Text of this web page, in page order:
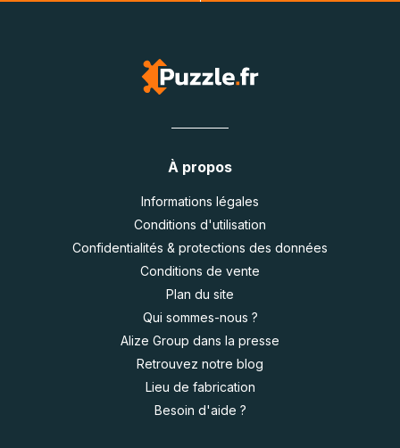
À propos
Informations légales
Conditions d'utilisation
Confidentialités & protections des données
Conditions de vente
Plan du site
Qui sommes-nous ?
Alize Group dans la presse
Retrouvez notre blog
Lieu de fabrication
Besoin d'aide ?